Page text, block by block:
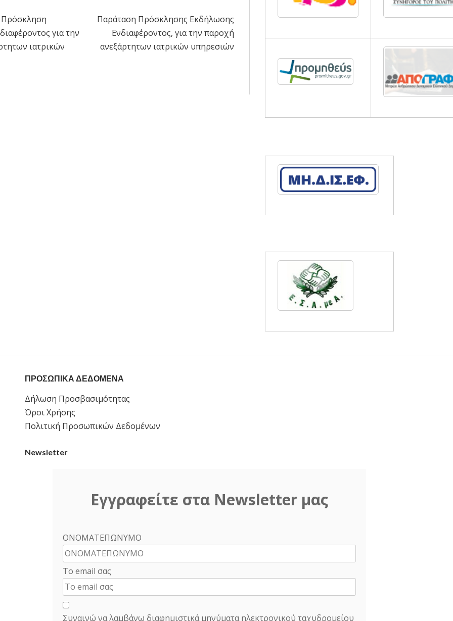
για την
ιατρικών
Παράταση Πρόσκλησης Εκδήλωσης
Ενδιαφέροντος, για την παροχή
ανεξάρτητων ιατρικών υπηρεσιών
ΠΡΟΣΩΠΙΚΑ ΔΕΔΟΜΕΝΑ
Δήλωση Προσβασιμότητας
Όροι Χρήσης
Πολιτική Προσωπικών Δεδομένων
Newsletter
Εγγραφείτε στα Newsletter μας
ΟΝΟΜΑΤΕΠΩΝΥΜΟ
Το email σας
Συναινώ να λαμβάνω διαφημιστικά μηνύματα ηλεκτρονικού ταχυδρομείου